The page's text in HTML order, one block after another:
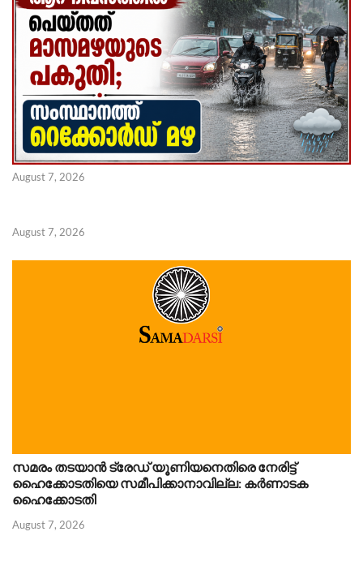
August 7, 2026
August 7, 2026
സമരം തടയാൻ ട്രേഡ് യൂണിയനെതിരെ നേരിട്ട്
ഹൈക്കോടതിയെ സമീപിക്കാനാവില്ല: കർണാടക
ഹൈക്കോടതി
August 7, 2026